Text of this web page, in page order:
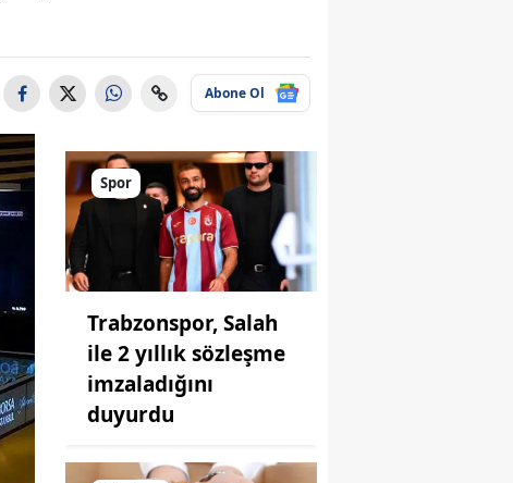
Abone Ol
Spor
Trabzonspor, Salah
ile 2 yıllık sözleşme
imzaladığını
duyurdu